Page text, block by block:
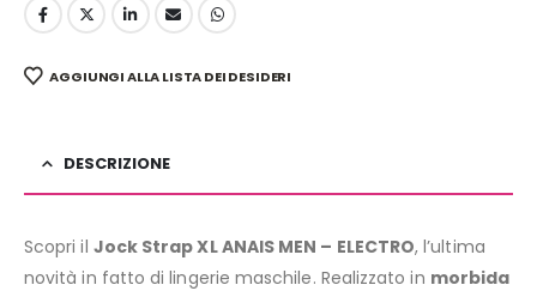
AGGIUNGI ALLA LISTA DEI DESIDERI
DESCRIZIONE
Scopri il Jock Strap XL ANAIS MEN – ELECTRO, l’ultima
novità in fatto di lingerie maschile. Realizzato in morbida